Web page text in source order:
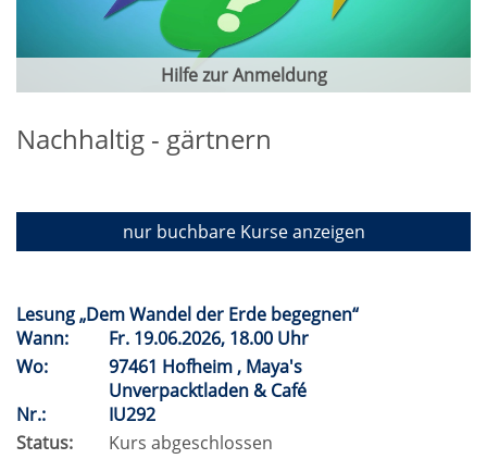
Hilfe zur Anmeldung
Nachhaltig - gärtnern
nur buchbareKurse anzeigen
Lesung „Dem Wandel der Erde begegnen“
Wann:
Fr. 19.06.2026, 18.00 Uhr
Wo:
97461 Hofheim , Maya's
Unverpacktladen & Café
Nr.:
IU292
Status:
Kurs abgeschlossen